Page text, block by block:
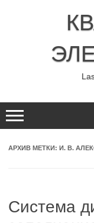
АРХИВ МЕТКИ: И. В.
Система